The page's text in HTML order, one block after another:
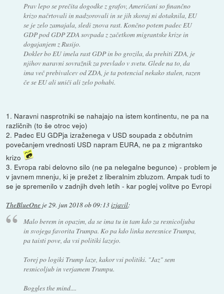
Prav lepo se prečita dogodke z grafov, Američani so finančno
krizo načrtovali in nadzorovali in se jih skoraj ni dotaknila, EU
se je zelo zamajala, sledi znova rast. Končno potem padec EU
GDP pod GDP ZDA sovpada z začetkom migrantske krize in
dogajanjem z Rusijo.
Dokler bo EU imela rast GDP in bo grozila, da prehiti ZDA, je
njihov naravni sovražnik za prevlado v svetu. Glede na to, da
ima več prebivalcev od ZDA, je ta potencial nekako stalen, razen
če se EU ali uniči ali zelo pohabi.
1. Naravni nasprotniki se nahajajo na istem kontinentu, ne pa na
različnih (to še otroc vejo)
2. Padec EU GDPja izraženega v USD soupada z občutnim
povečanjem vrednosti USD napram EURA, ne pa z migrantsko
krizo
3. Evropa rabi delovno silo (ne pa nelegalne begunce) - problem je
v javnem mnenju, ki je prežet z liberalnim zbluzom. Ampak tudi to
se je spremenilo v zadnjih dveh letih - kar poglej volitve po Evropi
TheBlueOne je 29. jun 2018 ob 09:13izjavil:
Malo berem in opazim, da se ima tu in tam kdo za resnicoljuba
in svojega favorita Trumpa. Ko pa kdo linka neresnice Trumpa,
pa taisti pove, da vsi politiki lazejo.
Torej po logiki Trump laze, kakor vsi politiki. "Jaz" sem
resnicoljub in verjamem Trumpu.
Boggles the mind....